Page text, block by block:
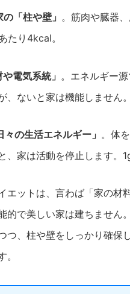
「柱や壁」 。筋肉や臓器
たり4kcal。
電気系統」 。エネルギー
、ないと家は機能しません
の生活エネルギー」 。体
、家は活動を停止します。
エットは、言わば「家の材
的で美しい家は建ちません
つ、柱や壁をしっかり確保